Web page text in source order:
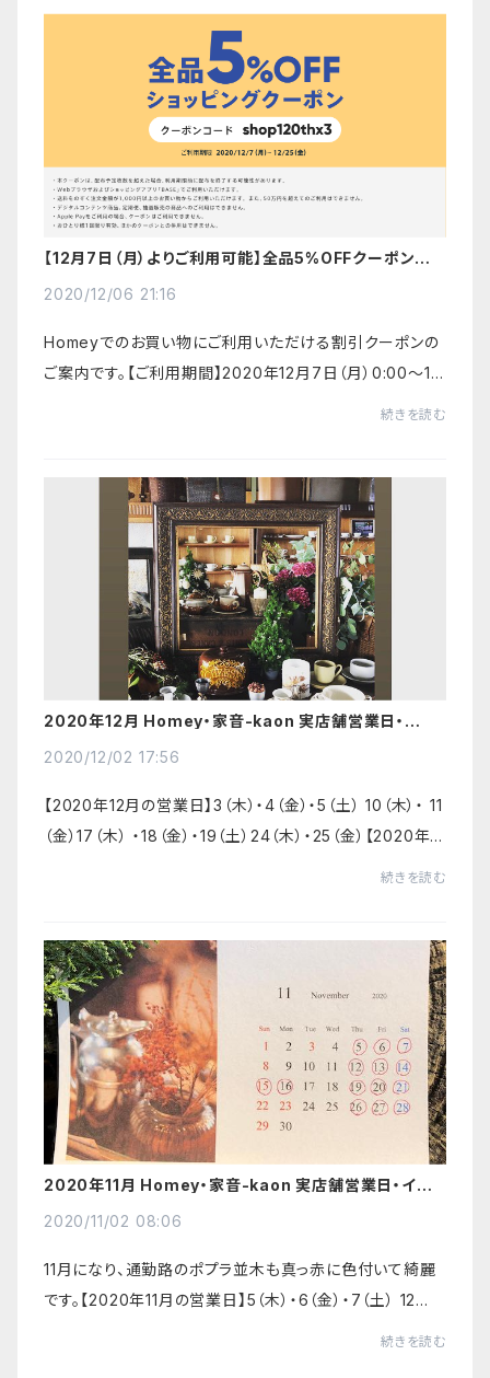
【12月7日（月）よりご利用可能】全品5%OFFクーポンのご
2020/12/06 21:16
Homeyでのお買い物にご利用いただける割引クーポンの
ご案内です。【ご利用期間】2020年12月7日（月）0:00〜12
続きを読む
2020年12月 Homey・家音-kaon 実店舗営業日・イベ
2020/12/02 17:56
【2020年12月の営業日】3（木）・4（金）・5（土） 10（木）・ 11
（金）17（木） ・18（金）・19（土）24（木）・25（金）【2020年12
続きを読む
2020年11月 Homey・家音-kaon 実店舗営業日・イベ
2020/11/02 08:06
11月になり、通勤路のポプラ並木も真っ赤に色付いて綺麗
です。【2020年11月の営業日】5（木）・6（金）・7（土） 12
続きを読む